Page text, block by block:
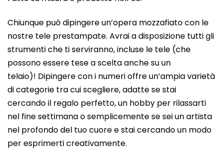
Chiunque può dipingere un’opera mozzafiato con le
nostre tele prestampate. Avrai a disposizione tutti gli
strumenti che ti serviranno, incluse le tele (che
possono essere tese a scelta anche su un
telaio)! Dipingere con i numeri offre un’ampia varietà
di categorie tra cui scegliere, adatte se stai
cercando il regalo perfetto, un hobby per rilassarti
nel fine settimana o semplicemente se sei un artista
nel profondo del tuo cuore e stai cercando un modo
per esprimerti creativamente.
prodotto
è
0,0
su
5
stelle.